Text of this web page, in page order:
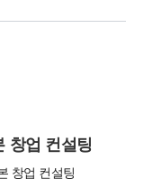
창업 컨설팅
창업 컨설팅